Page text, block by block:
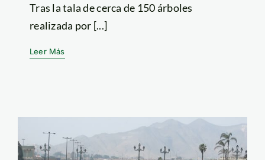
Tras la tala de cerca de 150 árboles
realizada por [...]
Leer Más